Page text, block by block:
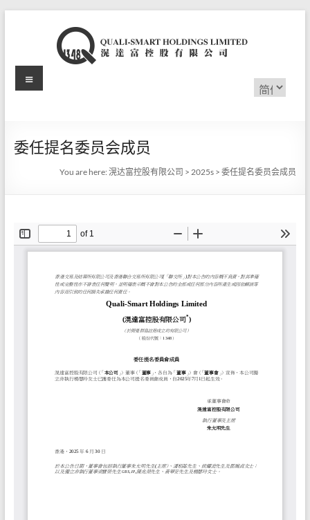
滉
富
限
选
择
Menu
委任提名委员会成员
You are here:滉达富控股有限公司 >2025s >委任提名委员会成员